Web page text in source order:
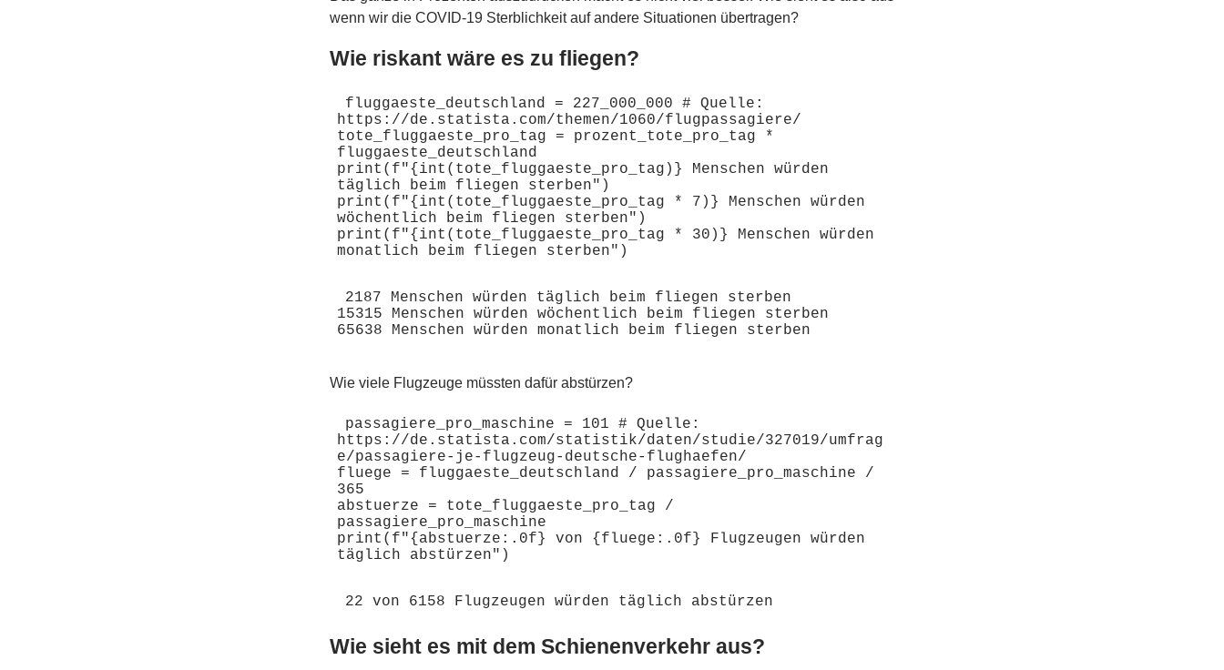
wenn wir die COVID-19 Sterblichkeit auf andere Situationen übertragen?
Wie riskant wäre es zu fliegen?
fluggaeste_deutschland = 227_000_000 # Quelle:
https://de.statista.com/themen/1060/flugpassagiere/
tote_fluggaeste_pro_tag = prozent_tote_pro_tag *
fluggaeste_deutschland
print(f"{int(tote_fluggaeste_pro_tag)} Menschen würden
täglich beim fliegen sterben")
print(f"{int(tote_fluggaeste_pro_tag * 7)} Menschen würden
wöchentlich beim fliegen sterben")
print(f"{int(tote_fluggaeste_pro_tag * 30)} Menschen würden
2187 Menschen würden täglich beim fliegen sterben
15315 Menschen würden wöchentlich beim fliegen sterben
Wie viele Flugzeuge müssten dafür abstürzen?
passagiere_pro_maschine = 101 # Quelle:
https://de.statista.com/statistik/daten/studie/327019/umfrag
e/passagiere-je-flugzeug-deutsche-flughaefen/
fluege = fluggaeste_deutschland / passagiere_pro_maschine /
365
abstuerze = tote_fluggaeste_pro_tag /
passagiere_pro_maschine
print(f"{abstuerze:.0f} von {fluege:.0f} Flugzeugen würden
Wie sieht es mit dem Schienenverkehr aus?